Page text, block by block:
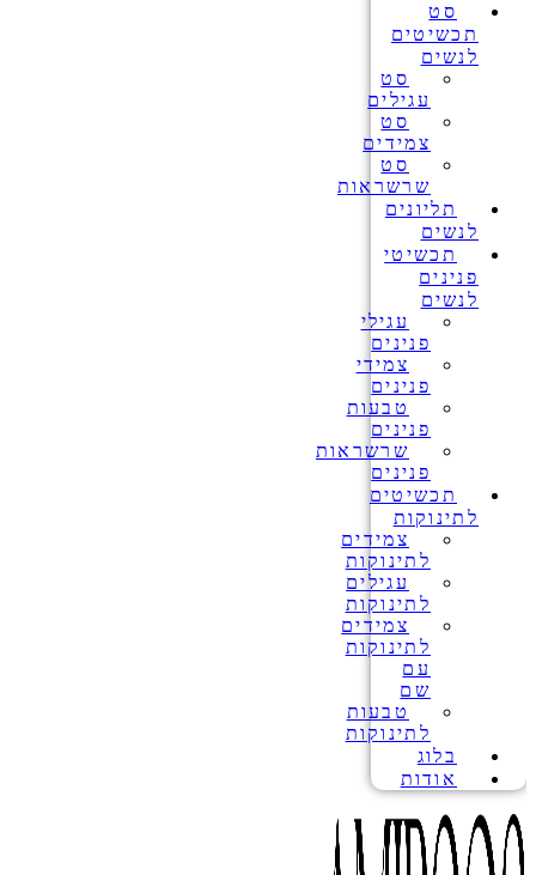
סט
תכשיטים
לנשים
סט
עגילים
סט
צמידים
סט
שרשראות
תליונים
לנשים
תכשיטי
פנינים
לנשים
עגילי
פנינים
צמידי
פנינים
טבעות
פנינים
שרשראות
פנינים
תכשיטים
לתינוקות
צמידים
לתינוקות
עגילים
לתינוקות
צמידים
לתינוקות
עם
שם
טבעות
לתינוקות
בלוג
אודות